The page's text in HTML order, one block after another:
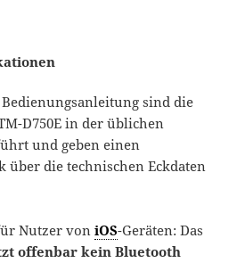
sind die
D750E in der üblichen
und geben einen
über die technischen Eckdaten
Nutzer voniOS-Geräten: Das
offenbar kein Bluetooth